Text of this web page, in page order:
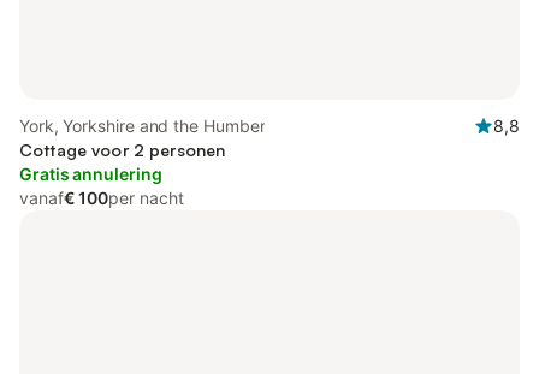
York, Yorkshire and the Humber
8,8
Cottage voor 2 personen
Gratis annulering
vanaf€ 100per nacht